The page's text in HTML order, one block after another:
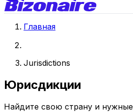
Главная
Jurisdictions
Юрисдикции
Найдите свою страну и